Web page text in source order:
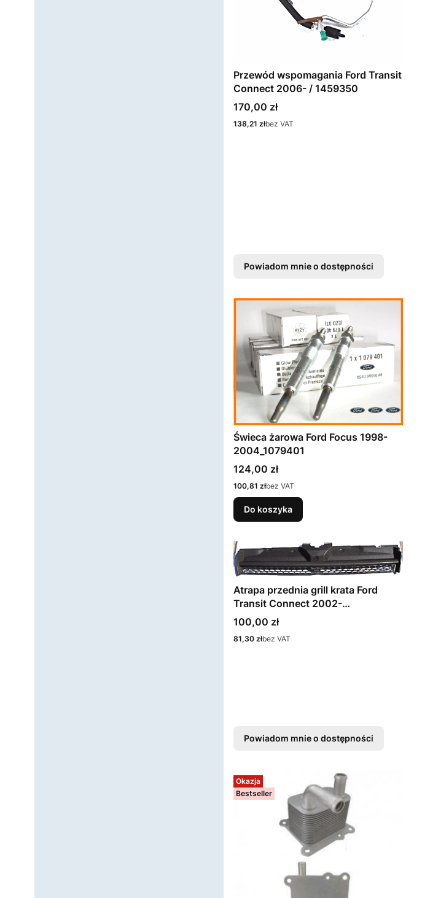
Przewód wspomagania Ford Transit
Connect 2006- / 1459350
Cena
170,00 zł
Cena
138,21 złbez VAT
Powiadom mnie o dostępności
Świeca żarowa Ford Focus 1998-
2004_1079401
Cena
124,00 zł
Cena
100,81 złbez VAT
Do koszyka
Atrapa przednia grill krata Ford
Transit Connect 2002-
2006_4528261
Cena
100,00 zł
Cena
81,30 złbez VAT
Powiadom mnie o dostępności
Okazja
Bestseller